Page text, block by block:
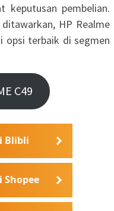
keputusan pembelian.
HP Realme
opsi terbaik di segmen
C49
Blibli
Shopee